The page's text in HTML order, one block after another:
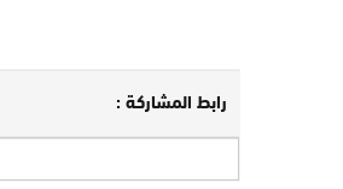
رابط المشاركة :